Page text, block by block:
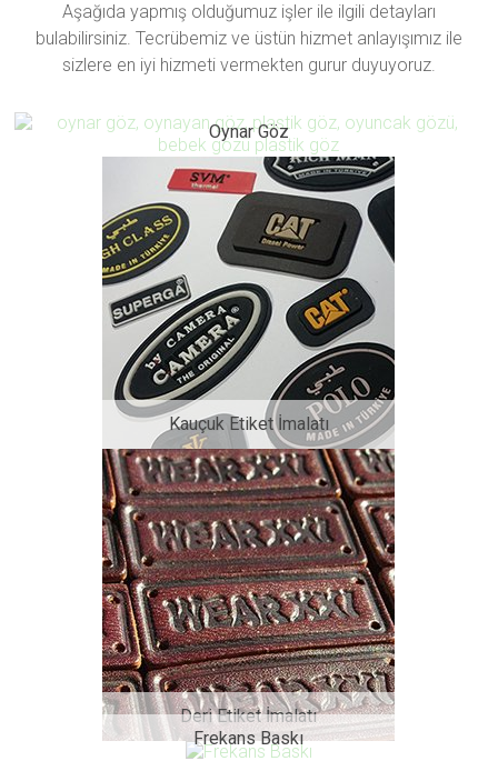
Aşağıda yapmış olduğumuz işler ile ilgili detayları
bulabilirsiniz. Tecrübemiz ve üstün hizmet anlayışımız ile
sizlere en iyi hizmeti vermekten gurur duyuyoruz.
Oynar Göz
Kauçuk Etiket İmalatı
Deri Etiket İmalatı
Frekans Baskı